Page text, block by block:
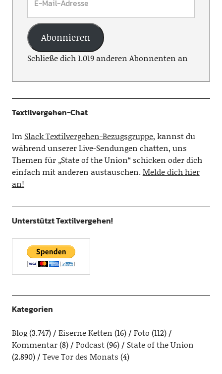
Abonnieren
Schließe dich 1.019 anderen Abonnenten an
Textilvergehen-Chat
Im Slack Textilvergehen-Bezugsgruppe, kannst du
während unserer Live-Sendungen chatten, uns
Themen für „State of the Union“ schicken oder dich
einfach mit anderen austauschen.Melde dich hier
an!
Unterstützt Textilvergehen!
Kategorien
Blog(3.747) Eiserne Ketten (16) Foto (112)
Kommentar(8) Podcast(96)
State of the Union
(2.890)
Teve Tor des Monats (4)